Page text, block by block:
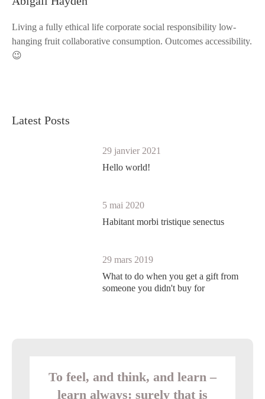
Living a fully ethical life corporate social responsibility low-
hanging fruit collaborative consumption. Outcomes accessibility.
😉
Latest Posts
29 janvier 2021
Hello world!
5 mai 2020
Habitant morbi tristique senectus
29 mars 2019
What to do when you get a gift from
someone you didn't buy for
To feel, and think, and learn –
learn always: surely that is